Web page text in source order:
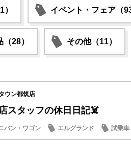
イベント・フェア（
28） その他（11）
ウン都筑店
スタッフの休日日記☠️
バン・ワゴン エルグランド
試乗車
識